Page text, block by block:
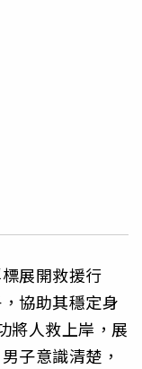
展開救援行
協助其穩定身
將人救上岸，展
子意識清楚，